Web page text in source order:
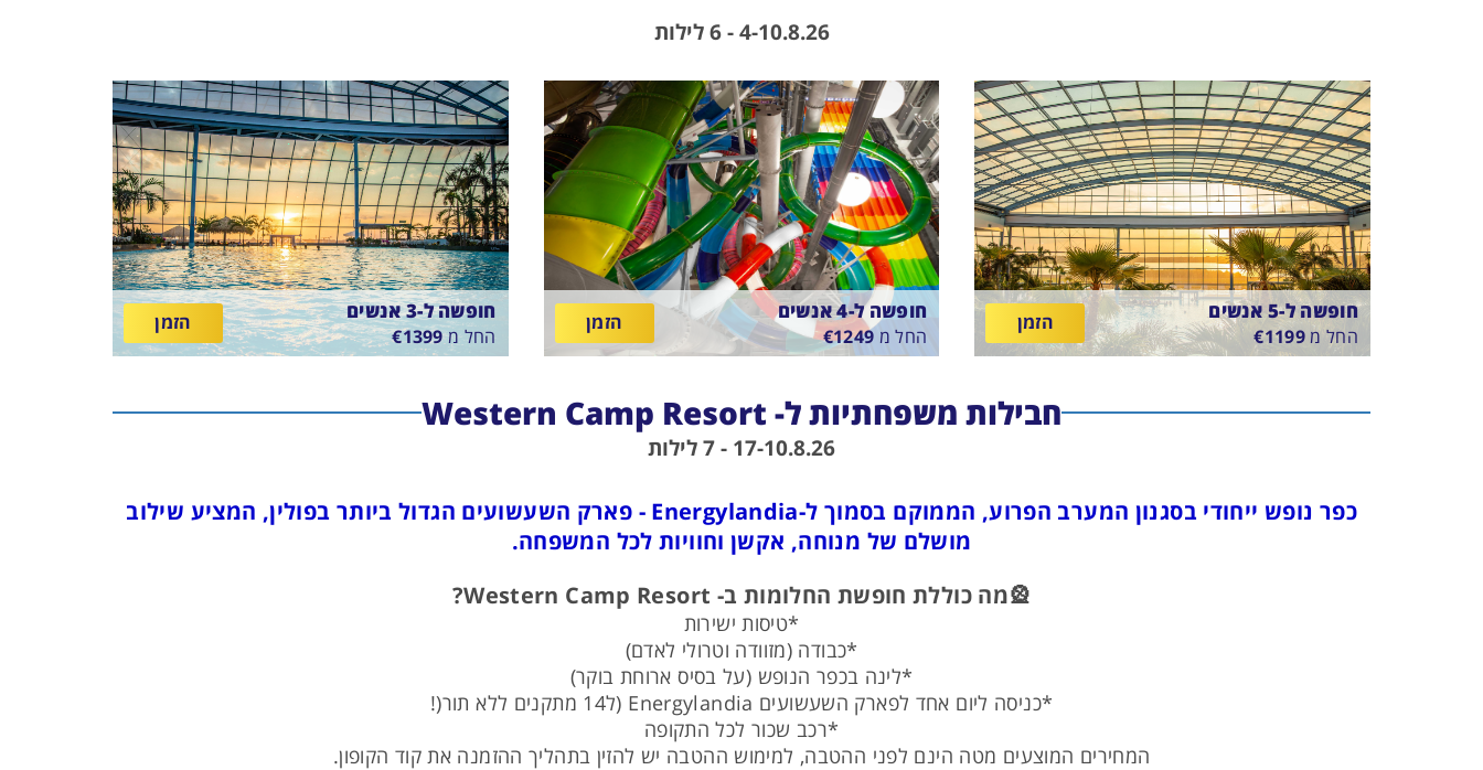
18/8/26 ארוחת בוקר
4-10.8.26 - 6 לילות
חופשה ל-5 אנשים
החל מ €1199
הזמן
התאריכים,
חופשה ל-4 אנשים
החל מ €1249
הזמן
התאריכים,
חופשה ל-3 אנשים
החל מ €1399
הזמן
התאריכים,
חבילות משפחתיות ל- Western Camp Resort
17-10.8.26 - 7 לילות
כפר נופש ייחודי בסגנון המערב הפרוע, הממוקם בסמוך ל-Energylandia - פארק השעשועים הגדול ביותר בפולין, המציע שילוב
מושלם של מנוחה, אקשן וחוויות לכל המשפחה.
🎡מה כוללת חופשת החלומות ב- Western Camp Resort?
*טיסות ישירות
*כבודה (מזוודה וטרולי לאדם)
*לינה בכפר הנופש (על בסיס ארוחת בוקר)
*כניסה ליום אחד לפארק השעשועים Energylandia (ל14 מתקנים ללא תור(!
*רכב שכור לכל התקופה
המחירים המוצעים מטה הינם לפני ההטבה, למימוש ההטבה יש להזין בתהליך ההזמנה את קוד הקופון.